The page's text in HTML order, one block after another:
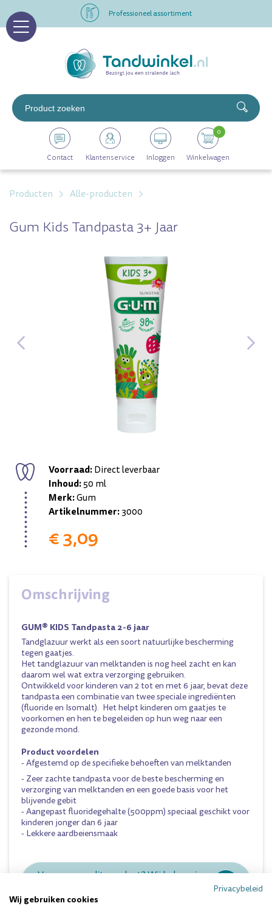
Professioneel assortiment
Op werkdagen voor 16.00 uur besteld, morgen in huis
Professioneel assortiment
Altijd op voorraad
Contact Klantenservice Inloggen Winkelwagen
0
Producten Alle-producten
Gum Kids Tandpasta 3+ Jaar
Voorraad:Direct leverbaar
Inhoud:50 ml
Merk:Gum
Artikelnummer:3000
€ 3,09
Omschrijving
GUM® KIDS Tandpasta 2-6 jaar
Tandglazuur werkt als een soort natuurlijke bescherming
tegen gaatjes.
Het tandglazuur van melktanden is nog heel zacht en kan
daarom wel wat extra verzorging gebruiken.
Ontwikkeld voor kinderen van 2 tot en met 6 jaar, bevat deze
tandpasta een combinatie van twee speciale ingrediënten
(fluoride en Isomalt). Het helpt kinderen om gaatjes te
voorkomen en hen te begeleiden op hun weg naar een
gezonde mond.
Product voordelen
- Afgestemd op de specifieke behoeften van melktanden
- Zeer zachte tandpasta voor de beste bescherming en
verzorging van melktanden en een goede basis voor het
blijvende gebit
- Aangepast fluoridegehalte (500ppm) speciaal geschikt voor
kinderen jonger dan 6 jaar
- Lekkere aardbeiensmaak
Vragen over dit product? Wij helpen je
Privacybeleid
Wij gebruiken cookies